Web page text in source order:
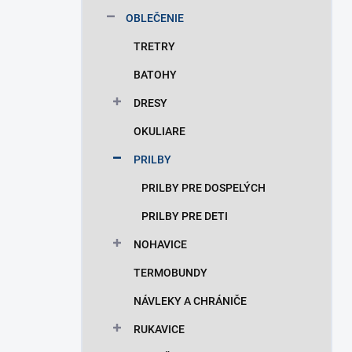
OBLEČENIE
TRETRY
BATOHY
DRESY
OKULIARE
PRILBY
PRILBY PRE DOSPELÝCH
PRILBY PRE DETI
NOHAVICE
TERMOBUNDY
NÁVLEKY A CHRÁNIČE
RUKAVICE